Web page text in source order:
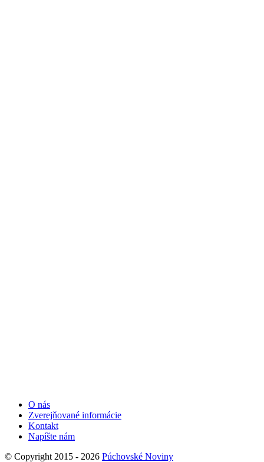
O nás
Zverejňované informácie
Kontakt
Napíšte nám
© Copyright 2015 - 2026 Púchovské Noviny